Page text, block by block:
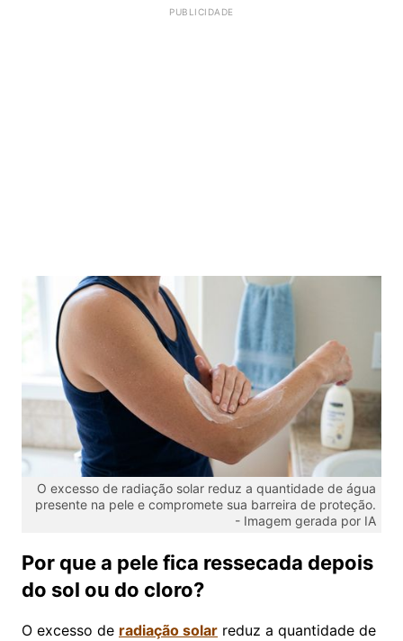
O excesso de radiação solar reduz a quantidade de água
presente na pele e compromete sua barreira de proteção.
- Imagem gerada por IA
Por que a pele fica ressecada depois
do sol ou do cloro?
O excesso de radiação solar reduz a quantidade de